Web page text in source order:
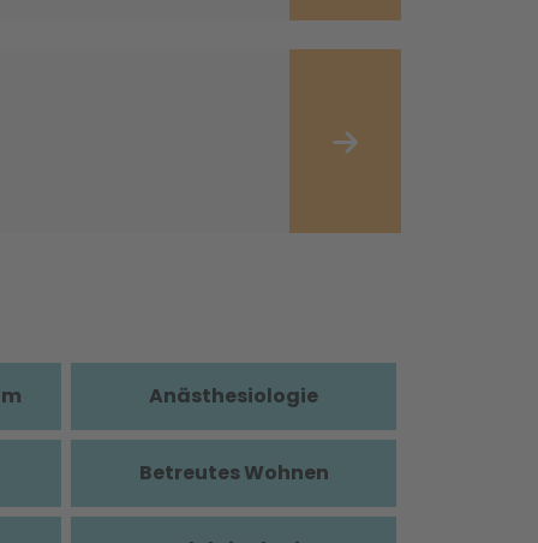
Anästhesiologie
Betreutes Wohnen